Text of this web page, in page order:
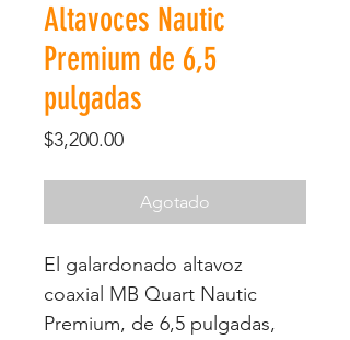
Altavoces Nautic
Premium de 6,5
pulgadas
$3,200.00Precio
Agotado
El galardonado altavoz
coaxial MB Quart Nautic
Premium, de 6,5 pulgadas,